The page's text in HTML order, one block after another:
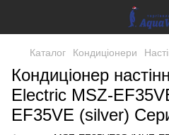
Каталог Кондиціонери
Кондиціонер
Electric MSZ-
EF35VE (silver)